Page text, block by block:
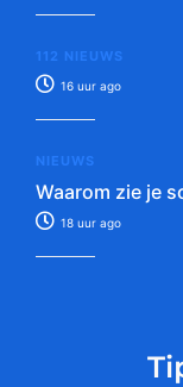
112 NIEUWS
16 uur ago
NIEUWS
Waarom zie je
18 uur ago